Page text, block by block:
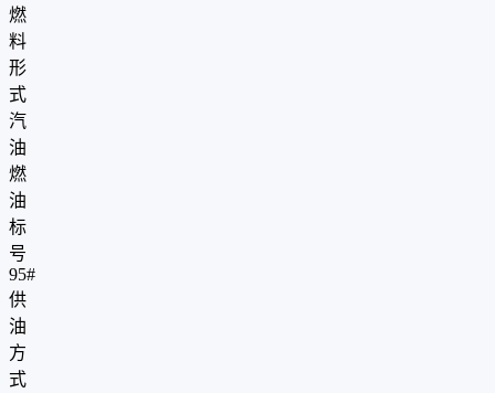
燃
料
形
式
汽
油
燃
油
标
号
95#
供
油
方
式